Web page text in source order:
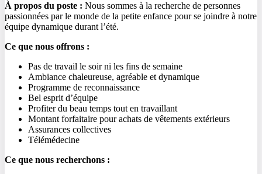
À propos du poste : Nous sommes à la recherche de personnes
passionnées par le monde de la petite enfance pour se joindre à notre
équipe dynamique durant l’été.
Ce que nous offrons :
Pas de travail le soir ni les fins de semaine
Ambiance chaleureuse, agréable et dynamique
Programme de reconnaissance
Bel esprit d’équipe
Profiter du beau temps tout en travaillant
Montant forfaitaire pour achats de vêtements extérieurs
Assurances collectives
Télémédecine
Ce que nous recherchons :